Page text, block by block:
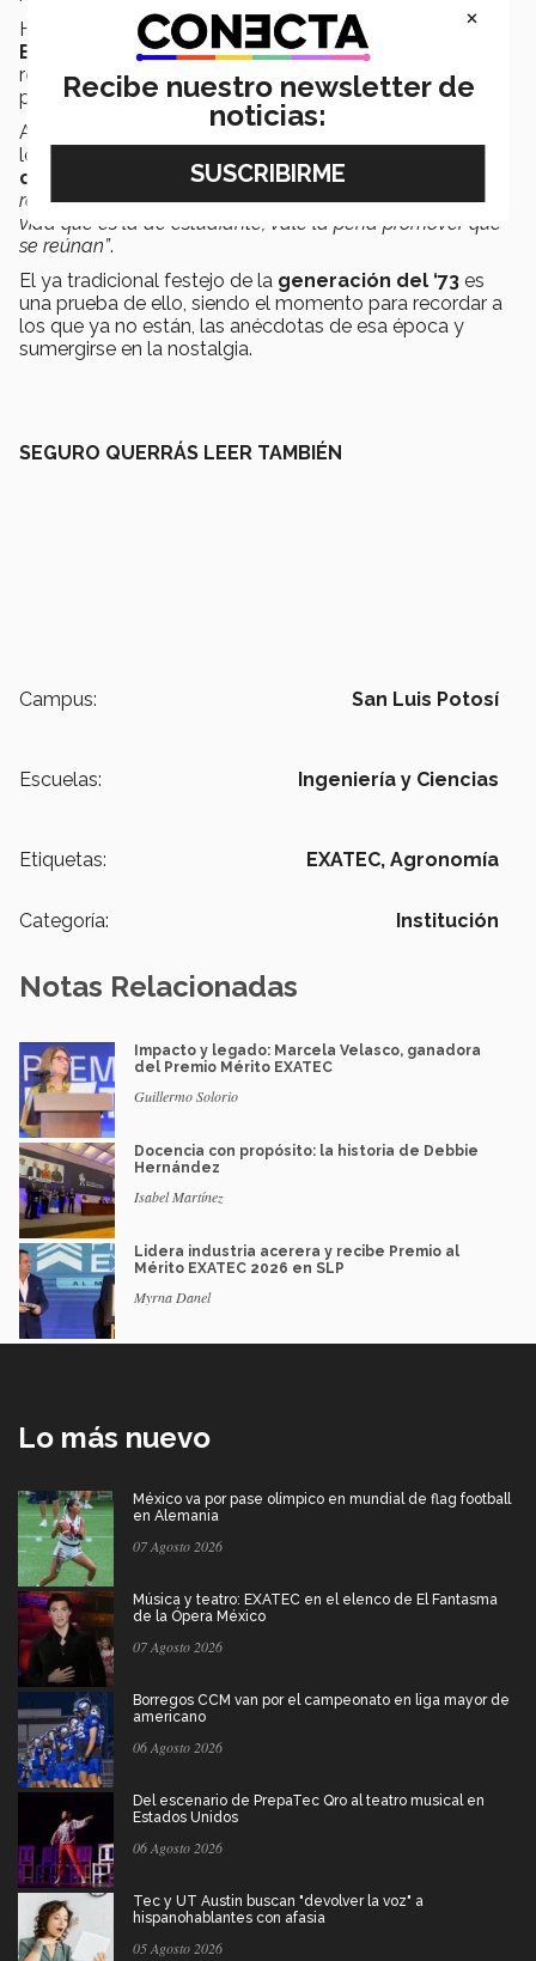
Hoy, el programa evolucionó aIngeniería en
Biosistemas Agroalimentariosy las mujeres
representan el 45% de la población estudiantil en
profesional.
A pesar de la diferencia de años, Ricardo asegura que
los nuevos graduados también pueden crear una
comunidad unida de egresados. “
recomendaría mucho, estando en la mejor época de la
vida que es la de estudiante, vale la pena promover que
se reúnan”.
El ya tradicional festejo de la generación del ‘73 es
una prueba de ello, siendo el momento para recordar a
los que ya no están, las anécdotas de esa época y
sumergirse en la nostalgia.
SEGURO QUERRÁS LEER TAMBIÉN
Campus: San Luis Potosí
Escuelas: Ingeniería y Ciencias
Etiquetas: EXATEC, Agronomía
Categoría: Institución
Notas Relacionadas
Impacto y legado: Marcela Velasco, ganadora
del Premio Mérito EXATEC
Guillermo Solorio
Docencia con propósito: la historia de Debbie
Hernández
Isabel Martínez
Lidera industria acerera y recibe Premio al
Mérito EXATEC 2026 en SLP
Myrna Danel
Lo más nuevo
México va por pase olímpico en mundial de flag football
en Alemania
07 Agosto 2026
Música y teatro: EXATEC en el elenco de El Fantasma
de la Ópera México
07 Agosto 2026
Borregos CCM van por el campeonato en liga mayor de
americano
06 Agosto 2026
Del escenario de PrepaTec Qro al teatro musical en
Estados Unidos
06 Agosto 2026
Tec y UT Austin buscan "devolver la voz" a
hispanohablantes con afasia
05 Agosto 2026
×
Recibe nuestro newsletter de
noticias: